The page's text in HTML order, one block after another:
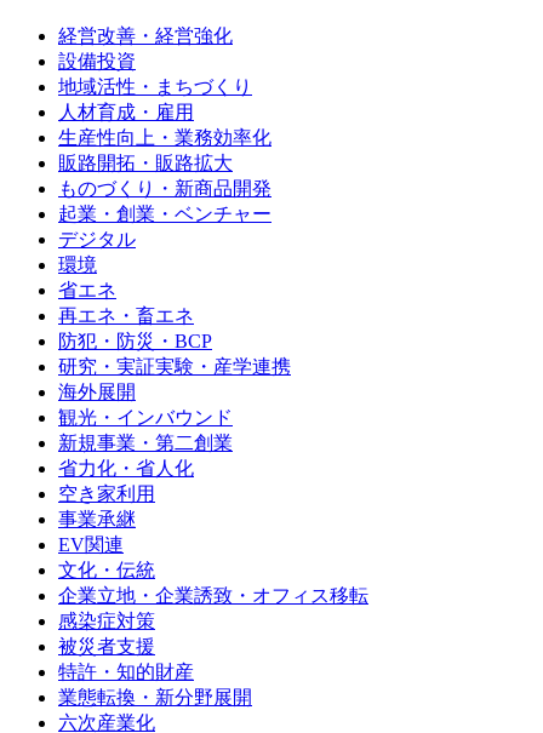
経営改善・経営強化
設備投資
地域活性・まちづくり
人材育成・雇用
生産性向上・業務効率化
販路開拓・販路拡大
ものづくり・新商品開発
起業・創業・ベンチャー
デジタル
環境
省エネ
再エネ・畜エネ
防犯・防災・BCP
研究・実証実験・産学連携
海外展開
観光・インバウンド
新規事業・第二創業
省力化・省人化
空き家利用
事業承継
EV関連
文化・伝統
企業立地・企業誘致・オフィス移転
感染症対策
被災者支援
特許・知的財産
業態転換・新分野展開
六次産業化